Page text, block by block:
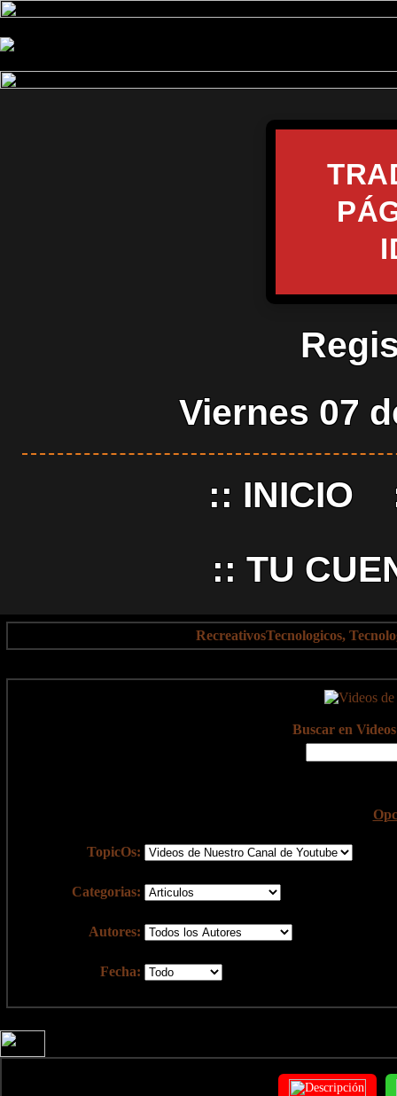
Viernes 07
:: INICIO
:: TU
RecreativosTecnologicos,
Buscar en
TopicOs:
Categorias:
Autores:
Fecha: